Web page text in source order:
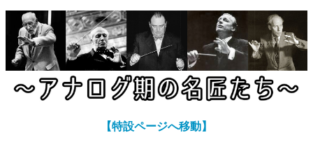
ズムはロシアン・スクールで培った基礎にフランスで身
につけた感性を生かした、現代美術のような即興的感覚
美がある。独自の間合いで、特異な時間感覚がまったく
新しい音楽に感じさせる。JAZZのエッセンスを感じる。
B面に出てくる「アヴェ・マリア」だがややこしいことに
リストの「アヴェ・マリア」は6曲存在する。ジャケット
のタイトルは「アヴェ・マリア」としかないが調査され
ツ・リストによる歌曲「アヴェ・マリアⅣ S.341」のピア
【特設ページへ移動】